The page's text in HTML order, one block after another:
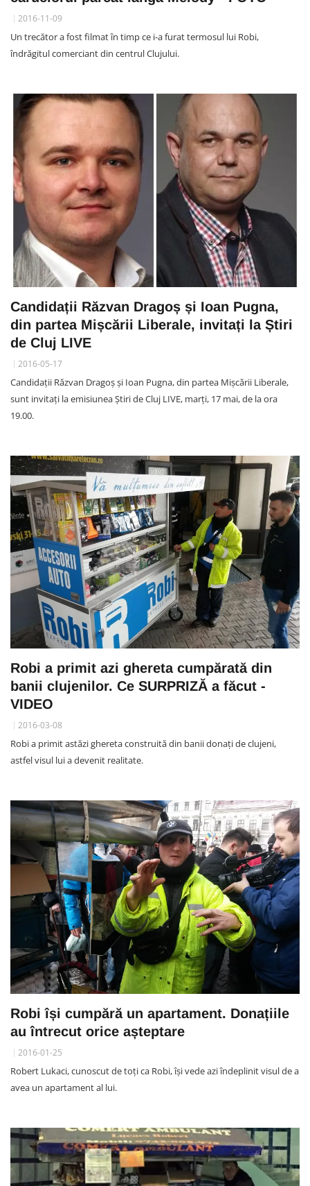
2016-11-09
Un trecător a fost filmat în timp ce i-a furat termosul lui Robi,
îndrăgitul comerciant din centrul Clujului.
Candidații Răzvan Dragoș și Ioan Pugna,
din partea Mișcării Liberale, invitați la Știri
de Cluj LIVE
2016-05-17
Candidații Răzvan Dragoș și Ioan Pugna, din partea Mișcării Liberale,
sunt invitați la emisiunea Știri de Cluj LIVE, marți, 17 mai, de la ora
19.00.
Robi a primit azi ghereta cumpărată din
banii clujenilor. Ce SURPRIZĂ a făcut -
VIDEO
2016-03-08
Robi a primit astăzi ghereta construită din banii donați de clujeni,
astfel visul lui a devenit realitate.
Robi își cumpără un apartament. Donațiile
au întrecut orice așteptare
2016-01-25
Robert Lukaci, cunoscut de toți ca Robi, își vede azi îndeplinit visul de a
avea un apartament al lui.